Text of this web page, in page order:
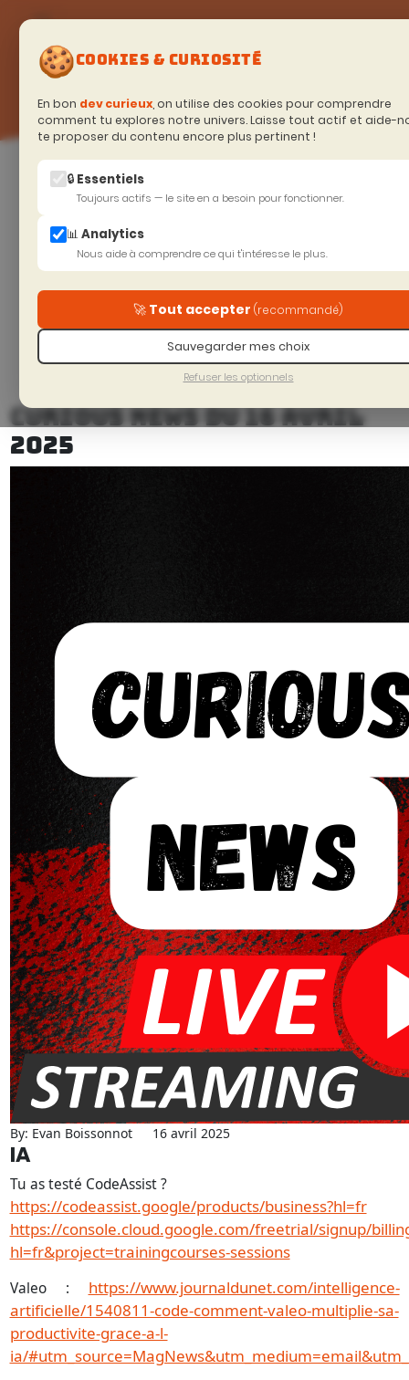
🍪COOKIES & CURIOSITÉ
En bon dev curieux, on utilise des cookies pour comprendre
comment tu explores notre univers. Laisse tout actif et aide-
te proposer du contenu encore plus pertinent !
🔒 Essentiels
Toujours actifs — le site en a besoin pour fonctionner.
📊 Analytics
Nous aide à comprendre ce qui t'intéresse le plus.
🚀 Tout accepter (recommandé)
Sauvegarder mes choix
Refuser les optionnels
Accueil > Soyeux curieux (Blog)
Résumé
Journal d'une
application .net core 2.0 -
C'était quoi le contexte
CURIOUS NEWS DU 16 AVRIL
2025
By: Evan Boissonnot 16 avril 2025
IA
Tu as testé CodeAssist ?
https://codeassist.google/products/business?hl=fr
https://console.cloud.google.com/freetrial/signup/
hl=fr&project=trainingcourses-sessions
Valeo : https://www.journaldunet.com/intelligence-
artificielle/1540811-code-comment-valeo-multiplie-sa-
productivite-grace-a-l-
ia/